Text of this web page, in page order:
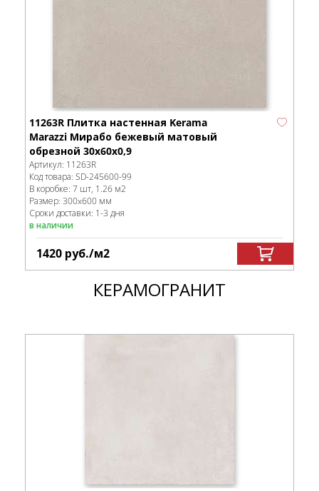
11263R Плитка настенная Kerama
Marazzi Мирабо бежевый матовый
обрезной 30x60x0,9
Артикул: 11263R
Код товара: SD-245600-99
В коробке: 7 шт, 1.26 м2
Размер: 300x600 мм
Сроки доставки: 1-3 дня
в наличии
1420 руб./м2
КЕРАМОГРАНИТ